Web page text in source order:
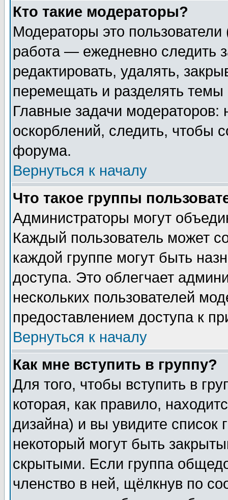
Кто такие модераторы?
Модераторы это
работа — ежедневно следить
редактировать, удалять,
перемещать и разделять
Главные задачи
оскорблений, следить, чтобы
форума.
Вернуться к началу
Что такое группы
Администраторы могут
Каждый пользователь может
каждой группе могут быть
доступа. Это облегчает
нескольких пользователей
предоставлением доступа к
Вернуться к началу
Как мне вступить в группу?
Для того, чтобы вступить в
которая, как правило,
дизайна) и вы увидите список
некоторый могут быть
скрытыми. Если группа
членство в ней, щёлкнув по